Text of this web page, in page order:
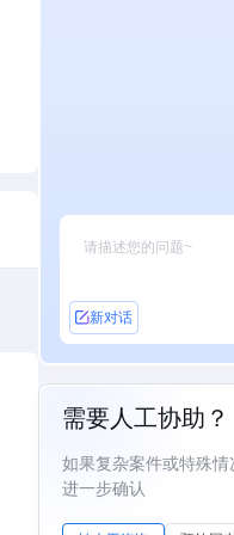
新对话
需要人工协助？
如果复杂案件或特殊
进一步确认